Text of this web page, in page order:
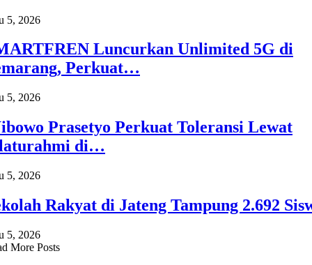
5, 2026
Luncurkan Unlimited 5G di
Perkuat…
5, 2026
Prasetyo Perkuat Toleransi Lewat
di…
5, 2026
Rakyat di Jateng Tampung 2.692
5, 2026
More Posts